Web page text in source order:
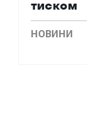
тиском
НОВИНИ